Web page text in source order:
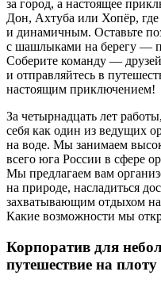
за город, а настоящее
Дон, Ахтуба или Хопёр,
и динамичным. Оставьте
с шашлыками на берегу —
Соберите команду —
и отправляйтесь в
настоящим приключением!
За четырнадцать лет
себя как один из ведущих
на воде. Мы занимаем
всего юга России в сфере
Мы предлагаем вам
на природе, насладиться
захватывающим отдыхом
Какие возможности мы
Корпоратив для
путешествие на